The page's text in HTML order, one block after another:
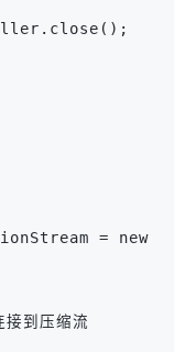
= new
到压缩流